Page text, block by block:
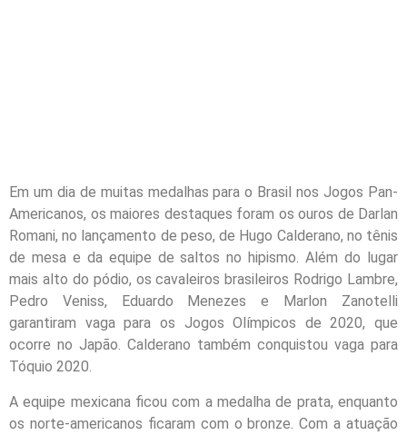
Em um dia de muitas medalhas para o Brasil nos Jogos Pan-
Americanos, os maiores destaques foram os ouros de Darlan
Romani, no lançamento de peso, de Hugo Calderano, no tênis
de mesa e da equipe de saltos no hipismo. Além do lugar
mais alto do pódio, os cavaleiros brasileiros Rodrigo Lambre,
Pedro Veniss, Eduardo Menezes e Marlon Zanotelli
garantiram vaga para os Jogos Olímpicos de 2020, que
ocorre no Japão. Calderano também conquistou vaga para
Tóquio 2020.
A equipe mexicana ficou com a medalha de prata, enquanto
os norte-americanos ficaram com o bronze. Com a atuação